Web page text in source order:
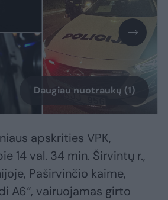
Daugiau nuotraukų (1)
apskrities VPK,
14 val. 34 min. Širvintų r.,
Paširvinčio kaime,
A6“, vairuojamas girto